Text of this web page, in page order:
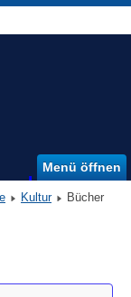
Menü öffnen
Kultur Bücher